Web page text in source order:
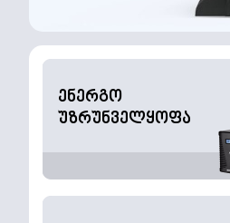
ენერგო
უზრუნველყოფა